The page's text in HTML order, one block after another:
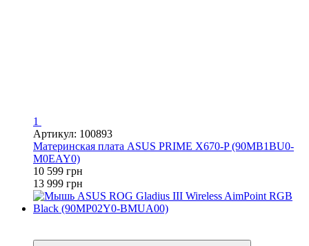
1
Артикул: 100893
Материнская плата ASUS PRIME X670-P (90MB1BU0-
M0EAY0)
10 599 грн
13 999 грн